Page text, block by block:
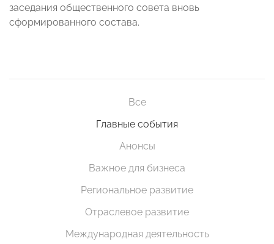
заседания общественного совета вновь
сформированного состава.
Все
Главные события
Анонсы
Важное для бизнеса
Региональное развитие
Отраслевое развитие
Международная деятельность